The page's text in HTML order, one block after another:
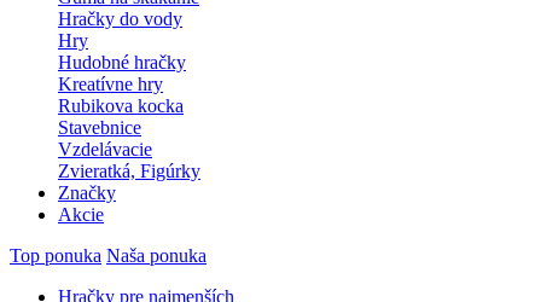
Hračky do vody
Hry
Hudobné hračky
Kreatívne hry
Rubikova kocka
Stavebnice
Vzdelávacie
Zvieratká, Figúrky
Značky
Akcie
Top ponuka Naša ponuka
Hračky pre najmenších